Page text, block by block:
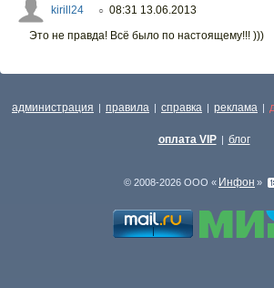
kirill24 ○ 08:31 13.06.2013
Это не правда! Всё было по настоящему!!! )))
администрация | правила | справка | реклама |
оплата VIP | блог
© 2008-2026 ООО « Инфон »